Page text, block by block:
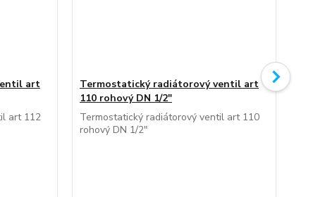
art
art 112
Termostatický radiátorový ventil art
110 rohový DN 1/2"
Termostatický radiátorový ventil art 110
rohový DN 1/2"